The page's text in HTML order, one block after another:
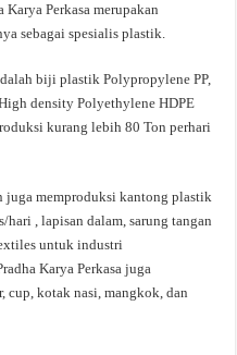
Perkasa merupakan
sebagai spesialis plastik.
biji plastik Polypropylene PP,
density Polyethylene HDPE
kurang lebih 80 Ton perhari
juga memproduksi kantong plastik
, lapisan dalam, sarung tangan
untuk industri
Karya Perkasa juga
cup, kotak nasi, mangkok, dan